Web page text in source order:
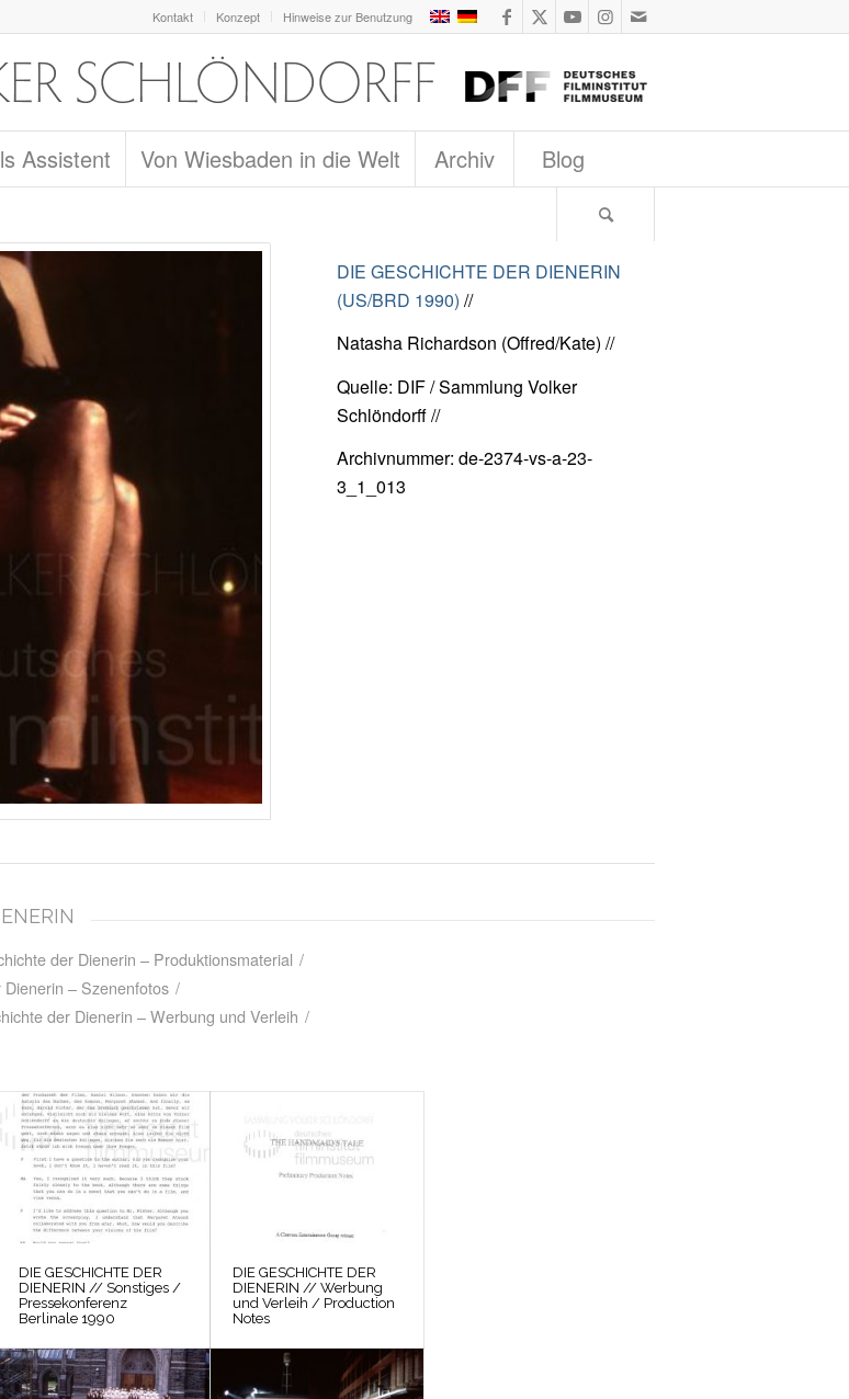
Kontakt Konzept Hinweise zur Benutzung
Assistent Von Wiesbaden in die Welt Archiv Blog
DIE GESCHICHTE DER DIENERIN
(US/BRD 1990) //
Natasha Richardson (Offred/Kate) //
Quelle: DIF / Sammlung Volker
Schlöndorff //
Archivnummer: de-2374-vs-a-23-
3_1_013
der Dienerin – Produktionsmaterial /
– Szenenfotos /
der Dienerin – Werbung und Verleih /
DIE GESCHICHTE DER
DIENERIN // Sonstiges /
Pressekonferenz
Berlinale 1990
DIE GESCHICHTE DER
DIENERIN // Werbung
und Verleih / Production
Notes